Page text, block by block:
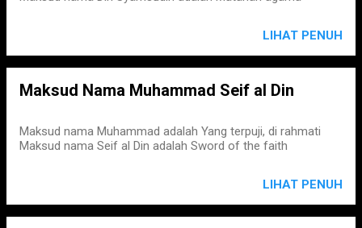
LIHAT PENUH
Maksud Nama Muhammad Seif al Din
Maksud nama Muhammad adalah Yang terpuji, di rahmati
Maksud nama Seif al Din adalah Sword of the faith
LIHAT PENUH